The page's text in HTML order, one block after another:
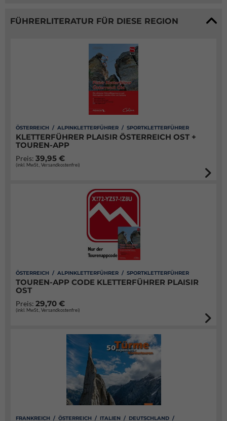
FÜHRERLITERATUR FÜR DIESE REGION
ÖSTERREICH / ALPINKLETTERFÜHRER / SPORTKLETTERFÜHRER
KLETTERFÜHRER PLAISIR ÖSTERREICH OST +
TOUREN-APP
Preis: 39,95 €
(inkl. MwSt., Versandkostenfrei)
ÖSTERREICH / ALPINKLETTERFÜHRER / SPORTKLETTERFÜHRER
TOUREN-APP CODE KLETTERFÜHRER PLAISIR
OST
Preis: 29,70 €
(inkl. MwSt., Versandkostenfrei)
FRANKREICH / ÖSTERREICH / ITALIEN / DEUTSCHLAND /